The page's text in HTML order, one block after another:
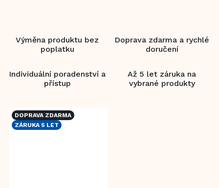
Výměna produktu bez
poplatku
Doprava zdarma a rychlé
doručení
Individuální poradenství a
přístup
Až 5 let záruka na
vybrané produkty
DOPRAVA ZDARMA
ZÁRUKA 5 LET